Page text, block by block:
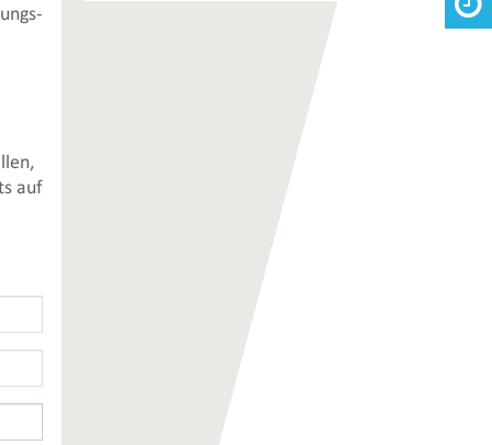
auf